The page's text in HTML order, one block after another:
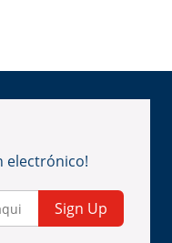
electrónico!
Sign Up